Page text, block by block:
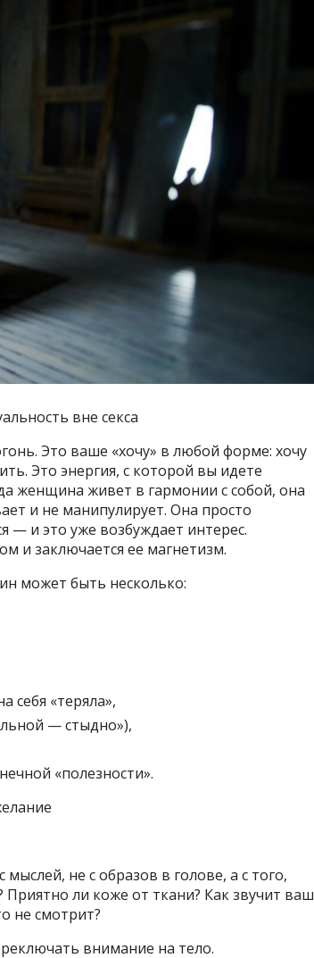
вне секса
Это ваше «хочу» в любой форме: хочу
Это энергия, с которой вы идете
женщина живет в гармонии с собой, она
и не манипулирует. Она просто
— и это уже возбуждает интерес.
и заключается ее магнетизм.
может быть несколько:
«теряла»,
— стыдно»),
«полезности».
не с образов в голове, а с того,
ли коже от ткани? Как звучит ваш
не смотрит?
внимание на тело.